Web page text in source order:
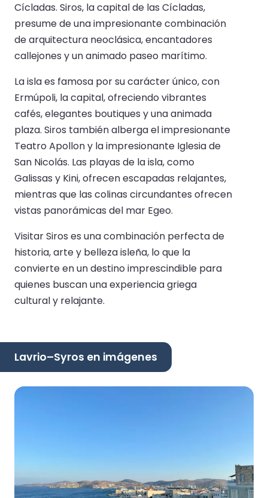
Cícladas. Siros, la capital de las Cícladas,
presume de una impresionante combinación
de arquitectura neoclásica, encantadores
callejones y un animado paseo marítimo.
La isla es famosa por su carácter único, con
Ermúpoli, la capital, ofreciendo vibrantes
cafés, elegantes boutiques y una animada
plaza. Siros también alberga el impresionante
Teatro Apollon y la impresionante Iglesia de
San Nicolás. Las playas de la isla, como
Galissas y Kini, ofrecen escapadas relajantes,
mientras que las colinas circundantes ofrecen
vistas panorámicas del mar Egeo.
Visitar Siros es una combinación perfecta de
historia, arte y belleza isleña, lo que la
convierte en un destino imprescindible para
quienes buscan una experiencia griega
cultural y relajante.
Lavrio–Syros en imágenes